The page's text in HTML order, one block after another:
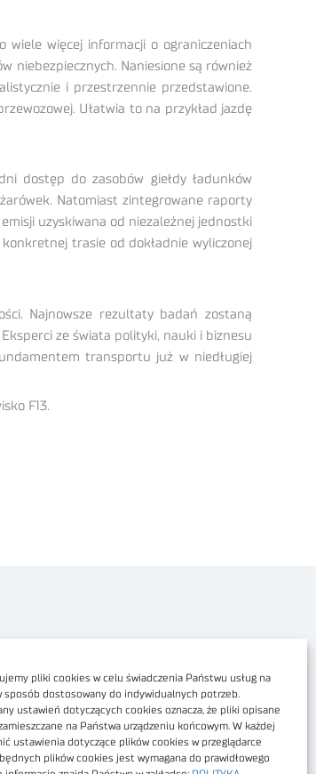
pliki cookies w celu świadczenia Państwu usług na
sposób dostosowany do indywidualnych potrzeb.
ustawień dotyczących cookies oznacza, że pliki opisane
na Państwa urządzeniu końcowym. W każdej
ustawienia dotyczące plików cookies w przeglądarce
plików cookies jest wymagana do prawidłowego
wiele więcej informacji o ograniczeniach
niebezpiecznych. Naniesione są również
i przestrzennie przedstawione.
Ułatwia to na przykład jazdę
dostęp do zasobów giełdy ładunków
Natomiast zintegrowane raporty
uzyskiwana od niezależnej jednostki
trasie od dokładnie wyliczonej
Najnowsze rezultaty badań zostaną
ze świata polityki, nauki i biznesu
transportu już w niedługiej
F13.
cyfrowa
Portalu